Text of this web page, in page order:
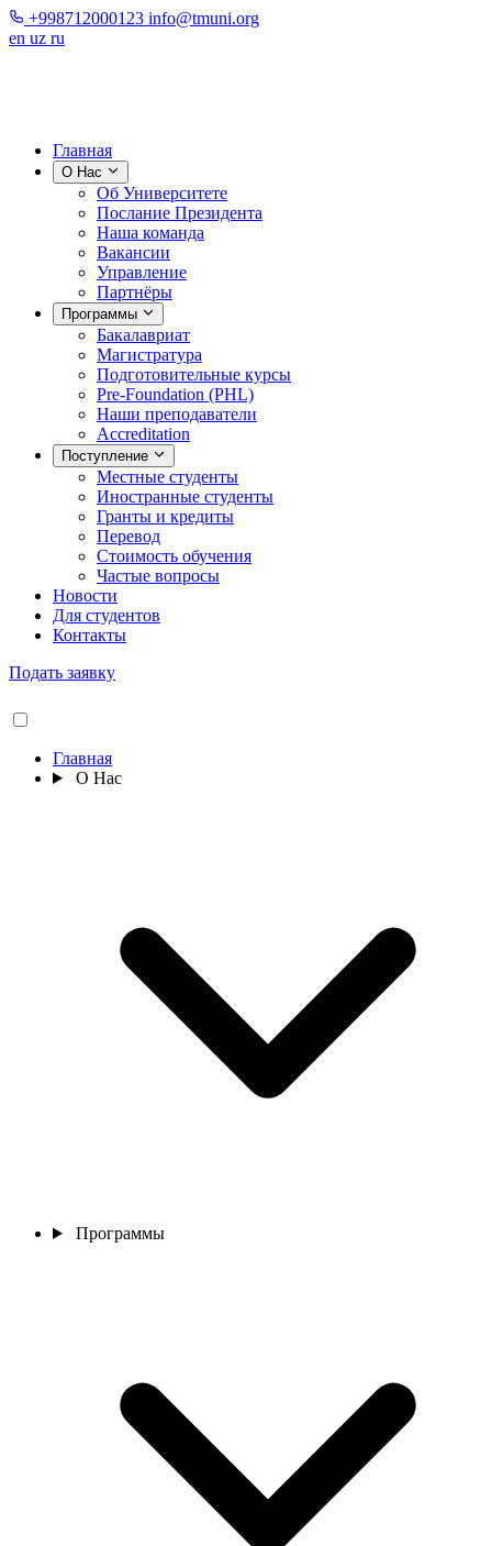
+998712000123 info@tmuni.org
en uz ru
Главная
О Нас
Об Университете
Послание Президента
Наша команда
Вакансии
Управление
Партнёры
Программы
Бакалавриат
Магистратура
Подготовительные курсы
Pre-Foundation (PHL)
Наши преподаватели
Accreditation
Поступление
Местные студенты
Иностранные студенты
Гранты и кредиты
Перевод
Стоимость обучения
Частые вопросы
Новости
Для студентов
Контакты
Подать заявку
Главная
О Нас
Программы